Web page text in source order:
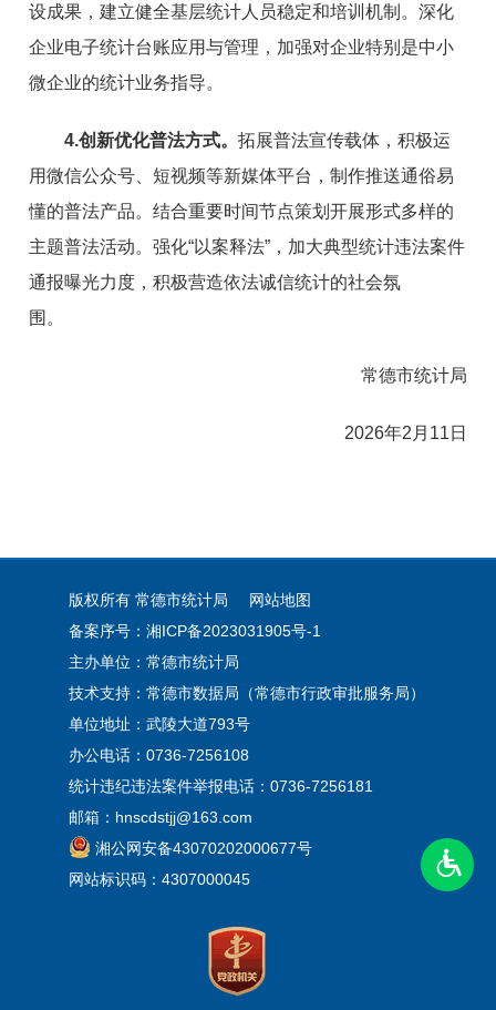
设成果，建立健全基层统计人员稳定和培训机制。深化
企业电子统计台账应用与管理，加强对企业特别是中小
微企业的统计业务指导。
4.创新优化普法方式。拓展普法宣传载体，积极运
用微信公众号、短视频等新媒体平台，制作推送通俗易
懂的普法产品。结合重要时间节点策划开展形式多样的
主题普法活动。强化“以案释法”，加大典型统计违法案件
通报曝光力度，积极营造依法诚信统计的社会氛
围。
常德市统计局
2026年2月11日
版权所有 常德市统计局
网站地图
备案序号：湘ICP备2023031905号-1
主办单位：常德市统计局
技术支持：常德市数据局（常德市行政审批服务局）
单位地址：武陵大道793号
办公电话：0736-7256108
统计违纪违法案件举报电话：0736-7256181
邮箱：hnscdstjj@163.com
湘公网安备43070202000677号
网站标识码：4307000045